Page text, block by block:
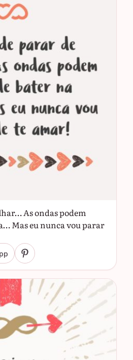
As ondas podem
Mas eu nunca vou parar